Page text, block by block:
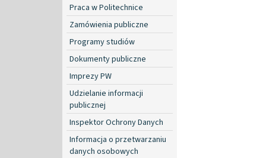
Praca w Politechnice
Zamówienia publiczne
Programy studiów
Dokumenty publiczne
Imprezy PW
Udzielanie informacji
publicznej
Inspektor Ochrony Danych
Informacja o przetwarzaniu
danych osobowych